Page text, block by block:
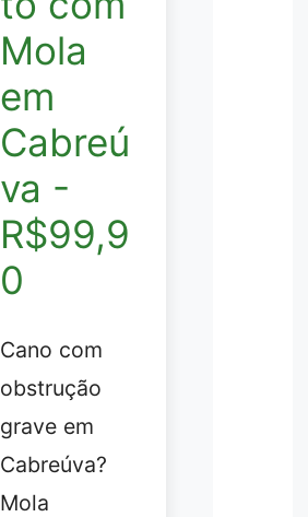
Mola
em
Cabreú
va -
R$99,9
0
Cano com
obstrução
grave em
Cabreúva?
Mola